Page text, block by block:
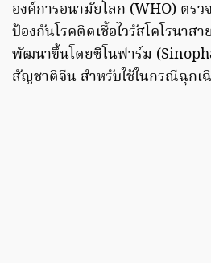
องค์การอนามัยโลก (WHO) ตร
ป้องกันโรคติดเชื้อไวรัสโคโรนาส
พัฒนาขึ้นโดยซิโนฟาร์ม
สัญชาติจีน สำหรับใช้ในกรณีฉุกเ